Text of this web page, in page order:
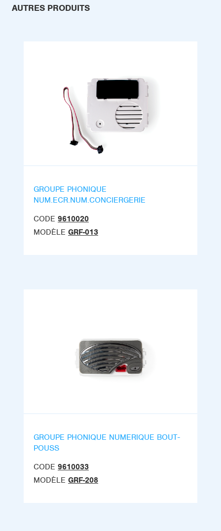
AUTRES PRODUITS
GROUPE PHONIQUE
NUM.ECR.NUM.CONCIERGERIE
CODE 9610020
MODÈLE GRF-013
GROUPE PHONIQUE NUMERIQUE BOUT-
POUSS
CODE 9610033
MODÈLE GRF-208